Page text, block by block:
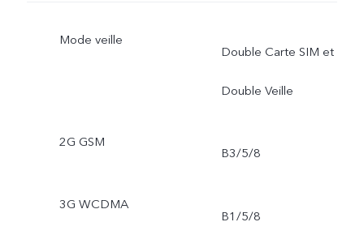
Mode veille
Double Carte SIM et
Double Veille
2G GSM
B3/5/8
3G WCDMA
B1/5/8